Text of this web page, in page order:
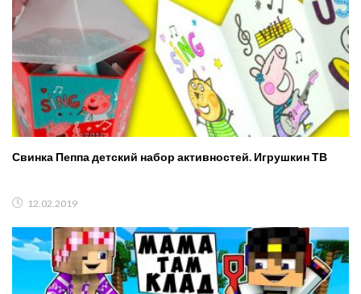
Свинка Пеппа детский набор активностей. Игрушкин ТВ
12.02.2019